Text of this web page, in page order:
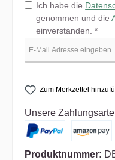
Ich habe die
genommen und die
einverstanden. *
Zum Merkzettel
Unsere
Produktnummer: